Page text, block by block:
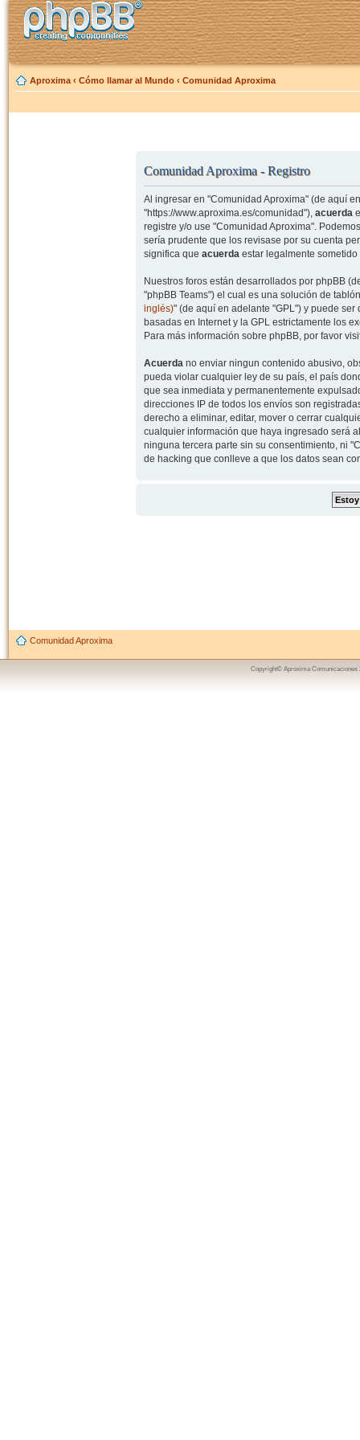
Aproxima ‹ Cómo llamar al Mundo ‹ Comunidad Aproxima
Comunidad Aproxima - Registro
Al ingresar en "Comunidad Aproxima" (de aquí
"https://www.aproxima.es/comunidad"), acuerda
registre y/o use "Comunidad Aproxima".
sería prudente que los revisase por su cuenta
significa que acuerdaestar legalmente sometido
Nuestros foros están desarrollados por phpBB
"phpBB Teams") el cual es una solución de
inglés)" (de aquí en adelante "GPL") y puede
basadas en Internet y la GPL estrictamente los
Para más información sobre phpBB, por favor
Acuerdano enviar ningun contenido abusivo,
pueda violar cualquier ley de su país, el país
que sea inmediata y permanentemente
direcciones IP de todos los envíos son
derecho a eliminar, editar, mover o cerrar
cualquier información que haya ingresado será
ninguna tercera parte sin su consentimiento, ni
de hacking que conlleve a que los datos sean
Comunidad Aproxima
Copyright© Aproxima Comunicaciones